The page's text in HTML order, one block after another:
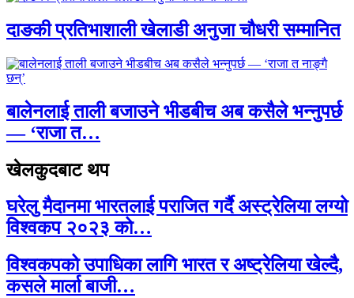
दाङकी प्रतिभाशाली खेलाडी अनुजा चौधरी सम्मानित
बालेनलाई ताली बजाउने भीडबीच अब कसैले भन्नुपर्छ
— ‘राजा त…
खेलकुदबाट थप
घरेलु मैदानमा भारतलाई पराजित गर्दै अस्ट्रेलिया लग्यो
विश्वकप २०२३ को…
विश्वकपको उपाधिका लागि भारत र अष्ट्रेलिया खेल्दै,
कसले मार्ला बाजी…